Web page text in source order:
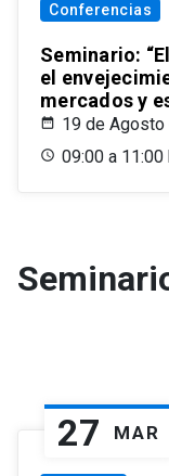
Conferencias
Seminario:
el
mercados y
19 de Agosto
09:00 a 11:00
27 MAR